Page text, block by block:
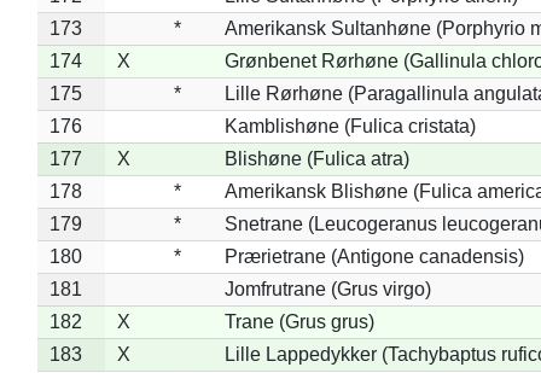
173
*
Amerikansk Sultanhøne (Porphyrio
174
X
Grønbenet Rørhøne (Gallinula
175
*
Lille Rørhøne (Paragallinula
176
Kamblishøne (Fulica cristata)
177
X
Blishøne (Fulica atra)
178
*
Amerikansk Blishøne (Fulica
179
*
Snetrane (Leucogeranus
180
*
Prærietrane (Antigone canadensis)
181
Jomfrutrane (Grus virgo)
182
X
Trane (Grus grus)
183
X
Lille Lappedykker (Tachybaptus